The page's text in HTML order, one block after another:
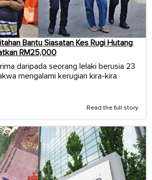
Bantu Siasatan Kes Rugi Hutang
RM25,000
daripada seorang lelaki berusia 23
mengalami kerugian kira-kira
Read the full story